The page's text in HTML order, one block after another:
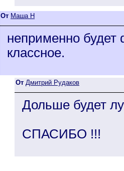
От Маша Н
неприменно будет
классное.
От Дмитрий Рудаков
Дольше будет
СПАСИБО !!!